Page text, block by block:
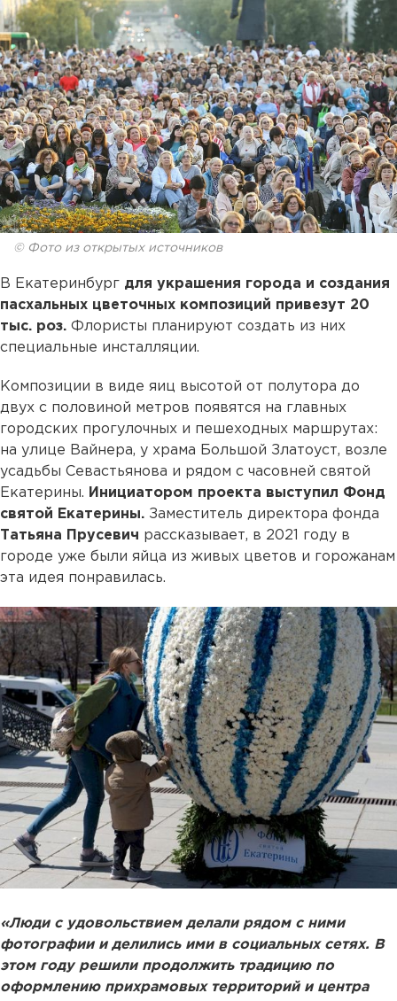
© Фото из открытых источников
В Екатеринбург для украшения города и создания
пасхальных цветочных композиций привезут 20
тыс. роз. Флористы планируют создать из них
специальные инсталляции.
Композиции в виде яиц высотой от полутора до
двух с половиной метров появятся на главных
городских прогулочных и пешеходных маршрутах:
на улице Вайнера, у храма Большой Златоуст, возле
усадьбы Севастьянова и рядом с часовней святой
Екатерины. Инициатором проекта выступил Фонд
святой Екатерины. Заместитель директора фонда
Татьяна Прусевич рассказывает, в 2021 году в
городе уже были яйца из живых цветов и горожанам
эта идея понравилась.
«Люди с удовольствием делали рядом с ними
фотографии и делились ими в социальных сетях. В
этом году решили продолжить традицию по
оформлению прихрамовых территорий и центра